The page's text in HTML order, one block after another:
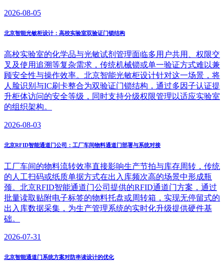
2026-08-05
北京智能光敏柜设计：高校实验室双验证门锁结构
高校实验室的化学品与光敏试剂管理面临多用户共用、权限交
叉及使用追溯等复杂需求，传统机械锁或单一验证方式难以兼
顾安全性与操作效率。北京智能光敏柜设计针对这一场景，将
人脸识别与IC刷卡整合为双验证门锁结构，通过多因子认证提
升柜体访问的安全等级，同时支持分级权限管理以适应实验室
的组织架构。
2026-08-03
北京RFID智能通道门公司：工厂车间物料通道门部署与系统对接
工厂车间的物料流转效率直接影响生产节拍与库存周转，传统
的人工扫码或纸质单据方式在出入库频次高的场景中形成瓶
颈。北京RFID智能通道门公司提供的RFID通道门方案，通过
批量读取贴附电子标签的物料托盘或周转箱，实现无停留式的
出入库数据采集，为生产管理系统的实时化升级提供硬件基
础。
2026-07-31
北京智能通道门系统方案对防串读设计的优化